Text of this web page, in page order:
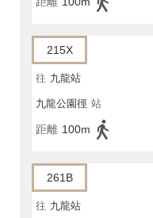
215X
往 九龍站
九龍公園徑 站
距離 100m
261B
往 九龍站